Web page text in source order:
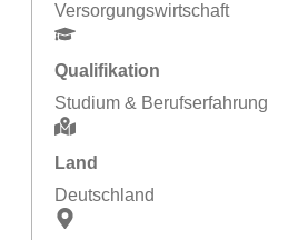
Versorgungswirtschaft
Qualifikation
Studium & Berufserfahrung
Land
Deutschland